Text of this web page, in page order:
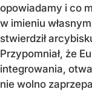
opowiadamy i co
w imieniu
stwierdził
Przypomniał, że
integrowania,
nie wolno